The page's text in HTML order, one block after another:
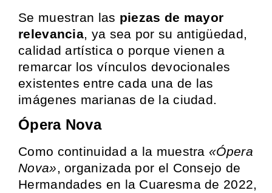
Se muestran las piezas de mayor
relevancia, ya sea por su antigüedad,
calidad artística o porque vienen a
remarcar los vínculos devocionales
existentes entre cada una de las
imágenes marianas de la ciudad.
Ópera Nova
Como continuidad a la muestra «Ópera
Nova», organizada por el Consejo de
Hermandades en la Cuaresma de 2022,